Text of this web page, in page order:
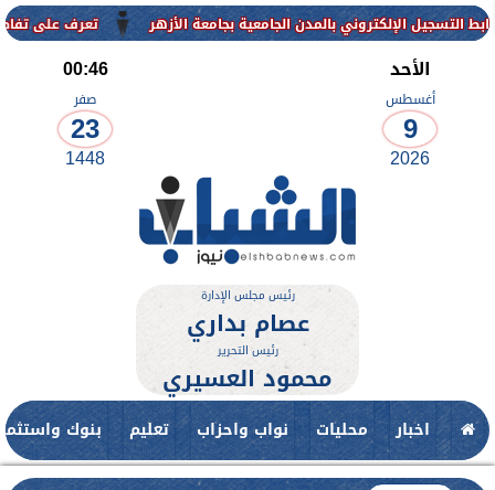
تعرف على تفاصيل وشروط بالمدن الجامعية بجامعة الأزهر
الأحد
أغسطس
9
2026
00:46
صفر
23
1448
رئيس مجلس الإدارة
عصام بداري
رئيس التحرير
محمود العسيري
اخبار محليات نواب واحزاب تعليم بنوك